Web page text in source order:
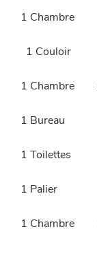
1 Chambre
1 Couloir
1 Chambre
1 Bureau
1 Toilettes
1 Palier
1 Chambre